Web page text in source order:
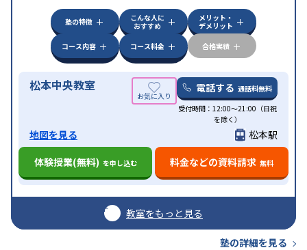
塾の特徴
こんな人に
おすすめ
メリット・
デメリット
コース内容
コース料金 合格実績
松本中央教室 電話する 通話料無料
受付時間：12:00〜21:00（日祝
を除く）
地図を見る
松本駅
体験授業(無料) を申し込む 料金などの資料請求 無料
教室をもっと見る
塾の詳細を見る